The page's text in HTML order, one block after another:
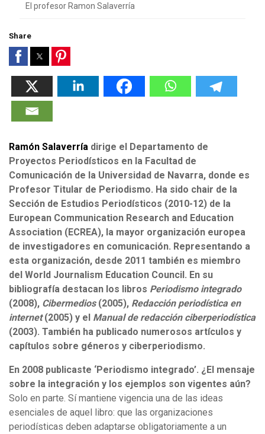
El profesor Ramon Salaverría
Share
Ramón Salaverría dirige el Departamento de
Proyectos Periodísticos en la Facultad de
Comunicación de la Universidad de Navarra, donde es
Profesor Titular de Periodismo. Ha sido chair de la
Sección de Estudios Periodísticos (2010-12) de la
European Communication Research and Education
Association (ECREA), la mayor organización europea
de investigadores en comunicación. Representando a
esta organización, desde 2011 también es miembro
del World Journalism Education Council. En su
bibliografía destacan los libros Periodismo integrado
(2008), Cibermedios(2005), Redacción periodística en
internet(2005) y el Manual de redacción ciberperiodística
(2003). También ha publicado numerosos artículos y
capítulos sobre géneros y ciberperiodismo.
En 2008 publicaste ‘Periodismo integrado’. ¿El mensaje
sobre la integración y los ejemplos son vigentes aún?
Solo en parte. Sí mantiene vigencia una de las ideas
esenciales de aquel libro: que las organizaciones
periodísticas deben adaptarse obligatoriamente a un